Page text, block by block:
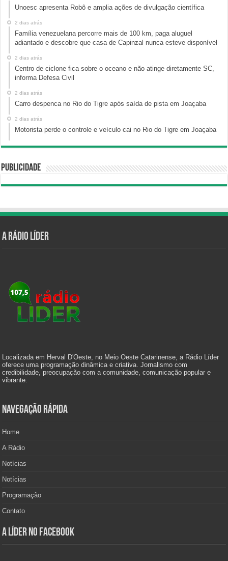
Unoesc apresenta Robô e amplia ações de divulgação científica
2 dias atrás
Família venezuelana percorre mais de 100 km, paga aluguel
adiantado e descobre que casa de Capinzal nunca esteve disponível
2 dias atrás
Centro de ciclone fica sobre o oceano e não atinge diretamente SC,
informa Defesa Civil
2 dias atrás
Carro despenca no Rio do Tigre após saída de pista em Joaçaba
2 dias atrás
Motorista perde o controle e veículo cai no Rio do Tigre em Joaçaba
Publicidade
A Rádio Líder
Localizada em Herval D'Oeste, no Meio Oeste Catarinense, a Rádio Líder
oferece uma programação dinâmica e criativa. Jornalismo com
credibilidade, preocupação com a comunidade, comunicação popular e
vibrante.
Navegação Rápida
Home
A Rádio
Notícias
Notícias
Programação
Contato
A Líder no Facebook